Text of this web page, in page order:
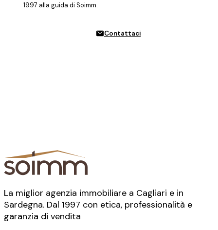
1997 alla guida di Soimm.
Contattaci
La miglior agenzia immobiliare a Cagliari e in
Sardegna. Dal 1997 con etica, professionalità e
garanzia di vendita